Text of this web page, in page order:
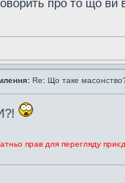
про то що ви
Re: Що таке
прав для перегляду